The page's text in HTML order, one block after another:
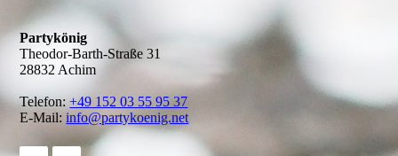
Partykönig
Theodor-Barth-Straße 31
28832 Achim
Telefon:+49 152 03 55 95 37
E-Mail:info@partykoenig.net